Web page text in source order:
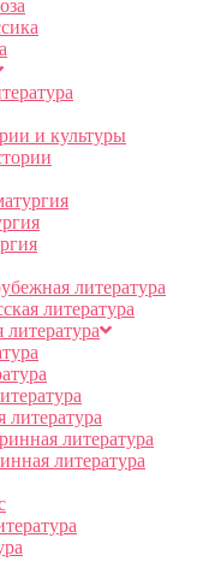
и культуры
литература
литература
литература
литература
литература